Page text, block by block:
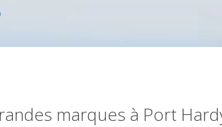
marques à Port